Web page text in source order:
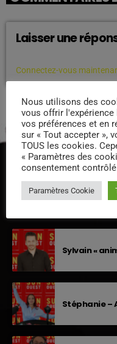
Laisser une
Connectez-vous
PODCASTS
EQUIPE DE
Xavier –
Sylvain «
Stéphanie
Nous utilisons des
vous offrir
vos préférences et en
sur « Tout accepter »,
TOUS les cookies.
« Paramètres des
consentement
Paramètres Cookie